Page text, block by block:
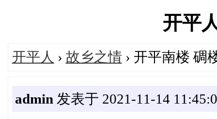
开平
开平人 › 故乡之情 › 开平南楼 碉
admin 发表于 2021-11-14